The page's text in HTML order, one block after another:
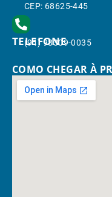
CEP: 68625-445
TELEFONE
(91) 98309-0035
COMO CHEGAR À